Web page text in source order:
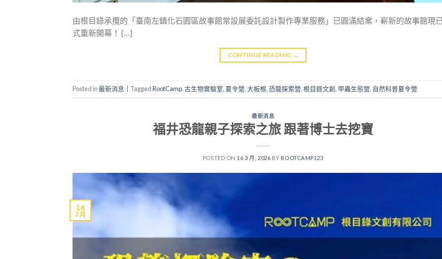
由根目錄承攬的「臺南左鎮化石園區故事館常設展委託設計製作專業服務」已圓滿結案，嶄新的故事館現
式重新開幕！ […]
CONTINUE READING →
Posted in最新消息 TaggedRootCamp,古生物實驗室, 夏令營,大板根,恐龍探索營,根目錄文創, 甲蟲生態營, 自然科普夏令營
最新消息
福井恐龍親子探索之旅 跟著博士去挖寶
POSTED ON 16 3 月, 2026 BY ROOTCAMP123
16
3 月